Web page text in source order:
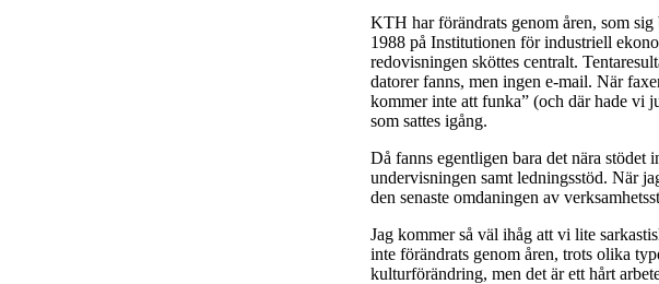
KTH har förändrats genom åren, som
1988 på Institutionen för industriell
redovisningen sköttes centralt.
datorer fanns, men ingen e-mail. När
kommer inte att funka” (och där hade vi
som sattes igång.
Då fanns egentligen bara det nära
undervisningen samt ledningsstöd. När
den senaste omdaningen av
Jag kommer så väl ihåg att vi lite
inte förändrats genom åren, trots olika
kulturförändring, men det är ett hårt